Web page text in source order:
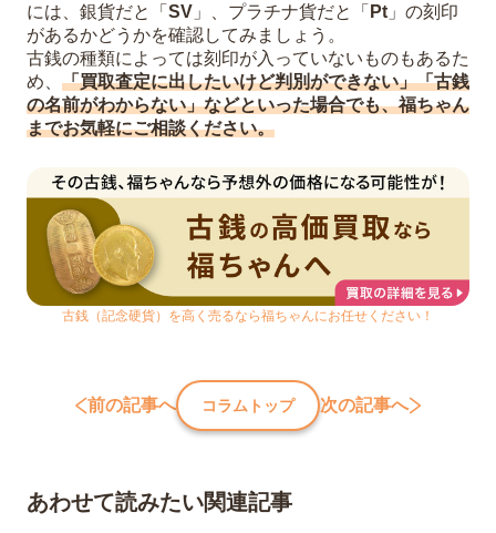
には、銀貨だと「 SV 」、プラチナ貨だと「 Pt 」の刻印
があるかどうかを確認してみましょう。
古銭の種類によっては刻印が入っていないものもあるた
め、 「買取査定に出したいけど判別ができない」「古銭
の名前がわからない」などといった場合でも、福ちゃん
までお気軽にご相談ください。
古銭（記念硬貨）を高く売るなら福ちゃんにお任せください！
前の記事へ コラムトップ 次の記事へ
あわせて読みたい関連記事